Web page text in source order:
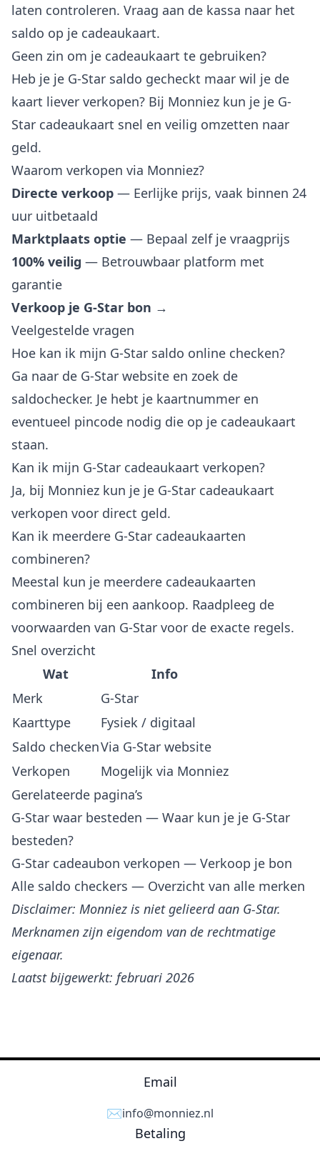
laten controleren. Vraag aan de kassa naar het
saldo op je cadeaukaart.
Geen zin om je cadeaukaart te gebruiken?
Heb je je G-Star saldo gecheckt maar wil je de
kaart liever verkopen? Bij Monniez kun je je G-
Star cadeaukaart snel en veilig omzetten naar
geld.
Waarom verkopen via Monniez?
Directe verkoop — Eerlijke prijs, vaak binnen 24
uur uitbetaald
Marktplaats optie — Bepaal zelf je vraagprijs
100% veilig — Betrouwbaar platform met
garantie
Verkoop je G-Star bon →
Veelgestelde vragen
Hoe kan ik mijn G-Star saldo online checken?
Ga naar de G-Star website en zoek de
saldochecker. Je hebt je kaartnummer en
eventueel pincode nodig die op je cadeaukaart
staan.
Kan ik mijn G-Star cadeaukaart verkopen?
Ja, bij Monniez kun je je G-Star cadeaukaart
verkopen voor direct geld.
Kan ik meerdere G-Star cadeaukaarten
combineren?
Meestal kun je meerdere cadeaukaarten
combineren bij een aankoop. Raadpleeg de
voorwaarden van G-Star voor de exacte regels.
Snel overzicht
Wat
Info
Merk
G-Star
Kaarttype
Fysiek / digitaal
Saldo checkenVia G-Star website
Verkopen
Mogelijk via Monniez
Gerelateerde pagina’s
G-Star waar besteden — Waar kun je je G-Star
besteden?
G-Star cadeaubon verkopen — Verkoop je bon
Alle saldo checkers — Overzicht van alle merken
Disclaimer: Monniez is niet gelieerd aan G-Star.
Merknamen zijn eigendom van de rechtmatige
eigenaar.
Laatst bijgewerkt: februari 2026
Email
✉️info@monniez.nl
Betaling